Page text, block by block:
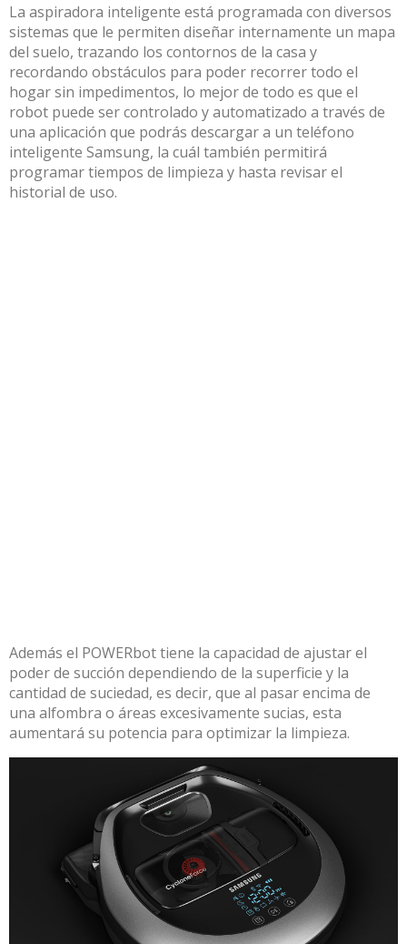
La aspiradora inteligente está programada con diversos
sistemas que le permiten diseñar internamente un mapa
del suelo, trazando los contornos de la casa y
recordando obstáculos para poder recorrer todo el
hogar sin impedimentos, lo mejor de todo es que el
robot puede ser controlado y automatizado a través de
una aplicación que podrás descargar a un teléfono
inteligente Samsung, la cuál también permitirá
programar tiempos de limpieza y hasta revisar el
historial de uso.
Además el POWERbot tiene la capacidad de ajustar el
poder de succión dependiendo de la superficie y la
cantidad de suciedad, es decir, que al pasar encima de
una alfombra o áreas excesivamente sucias, esta
aumentará su potencia para optimizar la limpieza.